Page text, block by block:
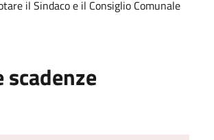
il Sindaco e il Consiglio Comunale
scadenze